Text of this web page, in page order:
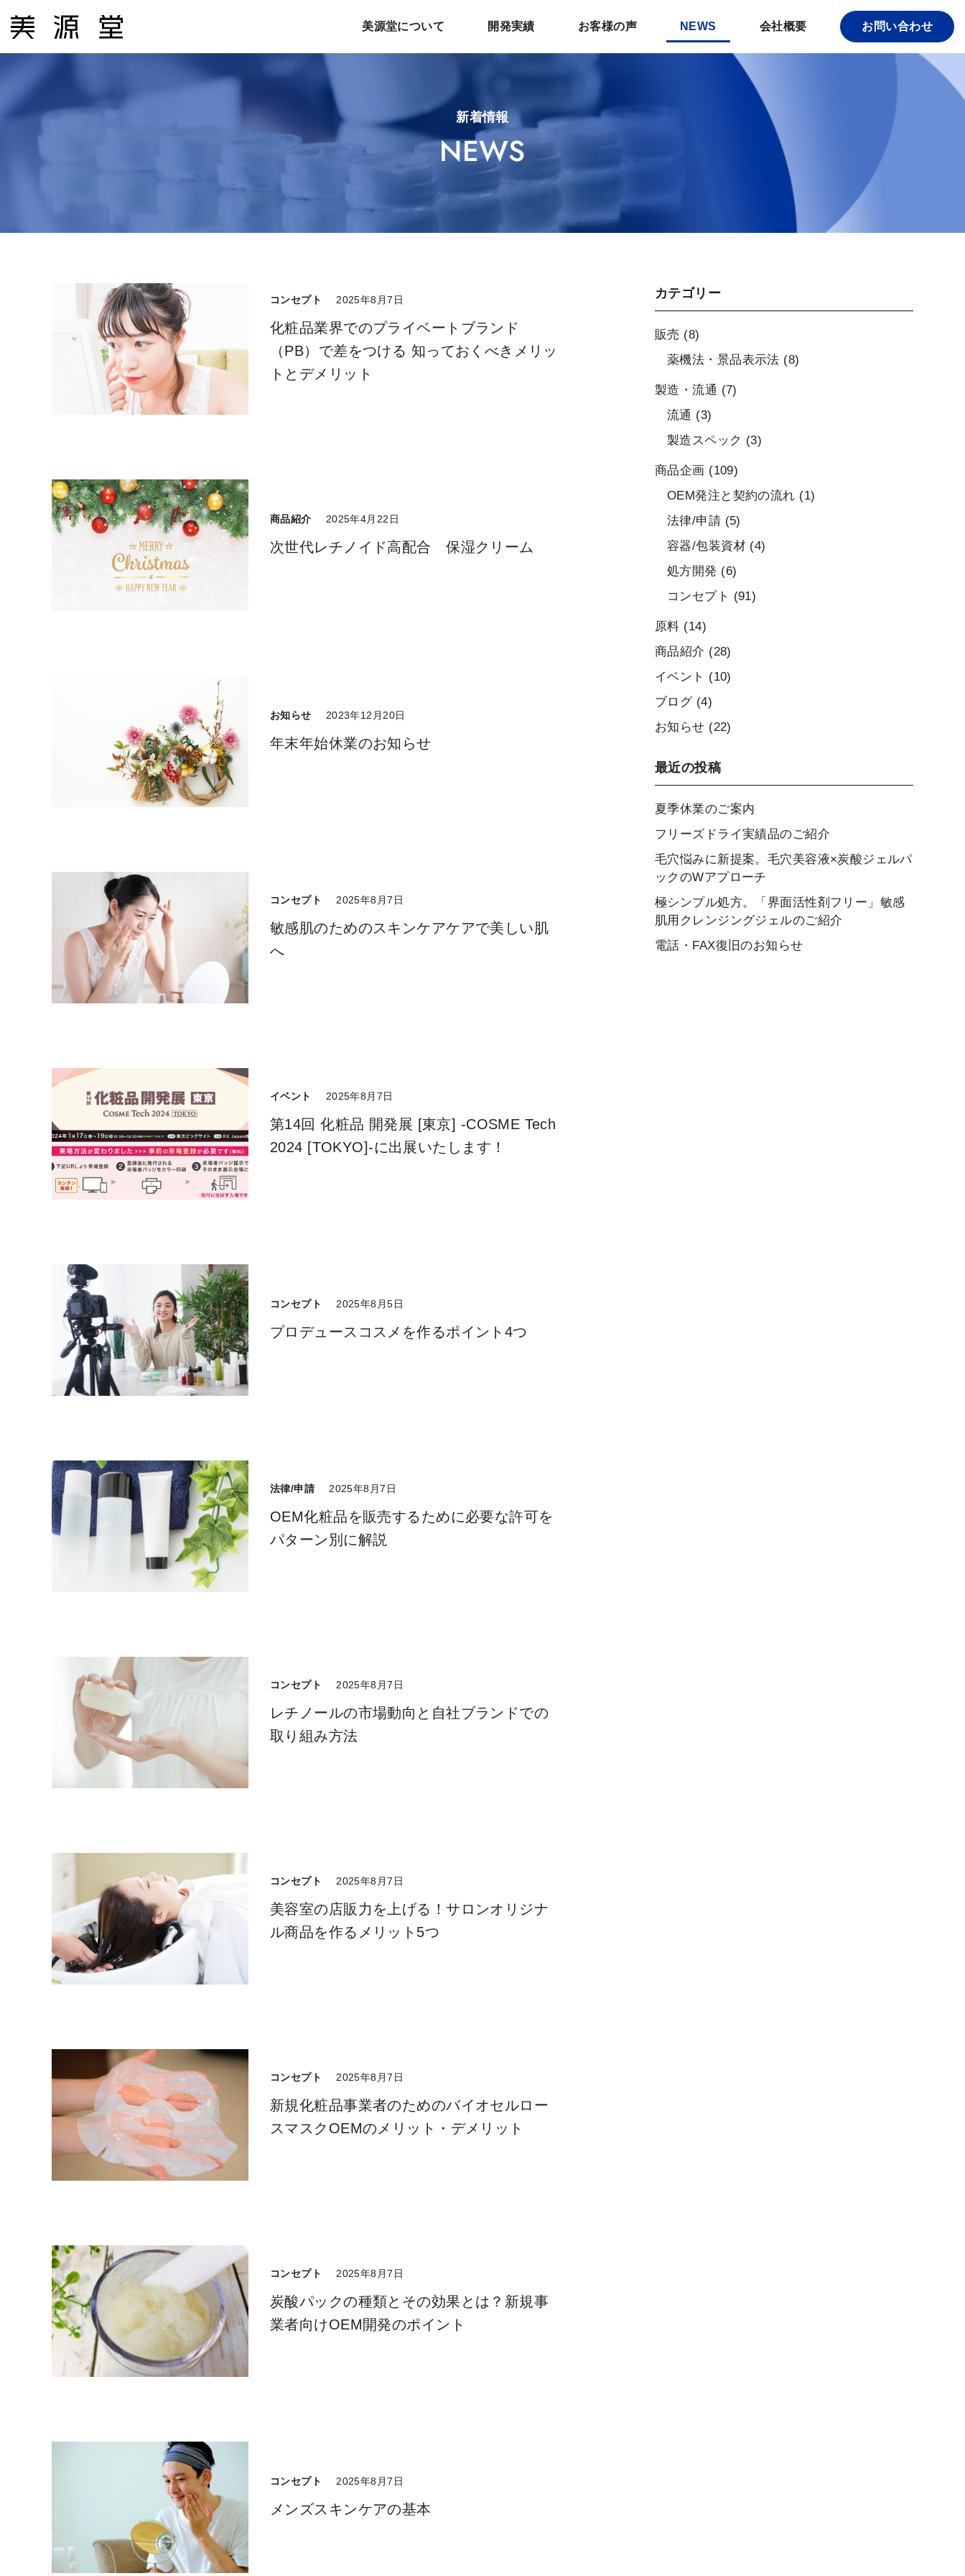
ン
テ
美源堂について 開発実績 お客様の声 NEWS 会社概要 お問い合わせ
新着情報
NEWS
コンセプト 2025年8月7日
化粧品業界でのプライベートブランド
（PB）で差をつける 知っておくべきメリッ
トとデメリット
商品紹介 2025年4月22日
次世代レチノイド高配合 保湿クリーム
お知らせ 2023年12月20日
年末年始休業のお知らせ
コンセプト 2025年8月7日
敏感肌のためのスキンケアケアで美しい肌
へ
イベント 2025年8月7日
第14回 化粧品 開発展 [東京] -COSME Tech
2024 [TOKYO]-に出展いたします！
コンセプト 2025年8月5日
プロデュースコスメを作るポイント4つ
法律/申請 2025年8月7日
OEM化粧品を販売するために必要な許可を
パターン別に解説
コンセプト 2025年8月7日
レチノールの市場動向と自社ブランドでの
取り組み方法
コンセプト 2025年8月7日
美容室の店販力を上げる！サロンオリジナ
ル商品を作るメリット5つ
コンセプト 2025年8月7日
新規化粧品事業者のためのバイオセルロー
スマスクOEMのメリット・デメリット
コンセプト 2025年8月7日
炭酸パックの種類とその効果とは？新規事
業者向けOEM開発のポイント
コンセプト 2025年8月7日
メンズスキンケアの基本
カテゴリー
販売 (8)
薬機法・景品表示法 (8)
製造・流通 (7)
流通 (3)
製造スペック (3)
商品企画 (109)
OEM発注と契約の流れ (1)
法律/申請 (5)
容器/包装資材(4)
処方開発 (6)
コンセプト (91)
原料 (14)
商品紹介 (28)
イベント (10)
ブログ(4)
お知らせ (22)
最近の投稿
夏季休業のご案内
フリーズドライ実績品のご紹介
毛穴悩みに新提案。毛穴美容液×炭酸ジェルパ
ックのWアプローチ
極シンプル処方。「界面活性剤フリー」敏感
肌用クレンジングジェルのご紹介
電話・FAX復旧のお知らせ